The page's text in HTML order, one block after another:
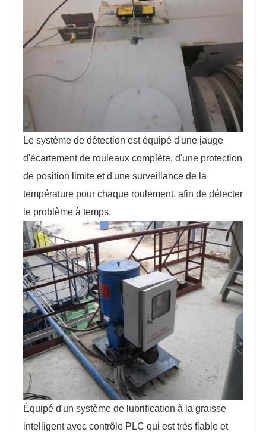
Le système de détection est équipé d'une jauge
d'écartement de rouleaux complète, d'une protection
de position limite et d'une surveillance de la
température pour chaque roulement, afin de détecter
le problème à temps.
Équipé d'un système de lubrification à la graisse
intelligent avec contrôle PLC qui est très fiable et